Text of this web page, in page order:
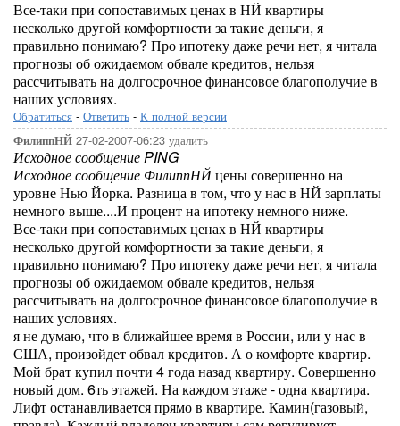
Все-таки при сопоставимых ценах в НЙ квартиры
несколько другой комфортности за такие деньги, я
правильно понимаю? Про ипотеку даже речи нет, я читала
прогнозы об ожидаемом обвале кредитов, нельзя
рассчитывать на долгосрочное финансовое благополучие в
наших условиях.
Обратиться - Ответить - К полной версии
ФилиппНЙ 27-02-2007-06:23 удалить
Исходное сообщение PING
Исходное сообщение ФилиппНЙцены совершенно на
уровне Нью Йорка. Разница в том, что у нас в НЙ зарплаты
немного выше....И процент на ипотеку немного ниже.
Все-таки при сопоставимых ценах в НЙ квартиры
несколько другой комфортности за такие деньги, я
правильно понимаю? Про ипотеку даже речи нет, я читала
прогнозы об ожидаемом обвале кредитов, нельзя
рассчитывать на долгосрочное финансовое благополучие в
наших условиях.
я не думаю, что в ближайшее время в России, или у нас в
США, произойдет обвал кредитов. А о комфорте квартир.
Мой брат купил почти 4 года назад квартиру. Совершенно
новый дом. 6ть этажей. На каждом этаже - одна квартира.
Лифт останавливается прямо в квартире. Камин(газовый,